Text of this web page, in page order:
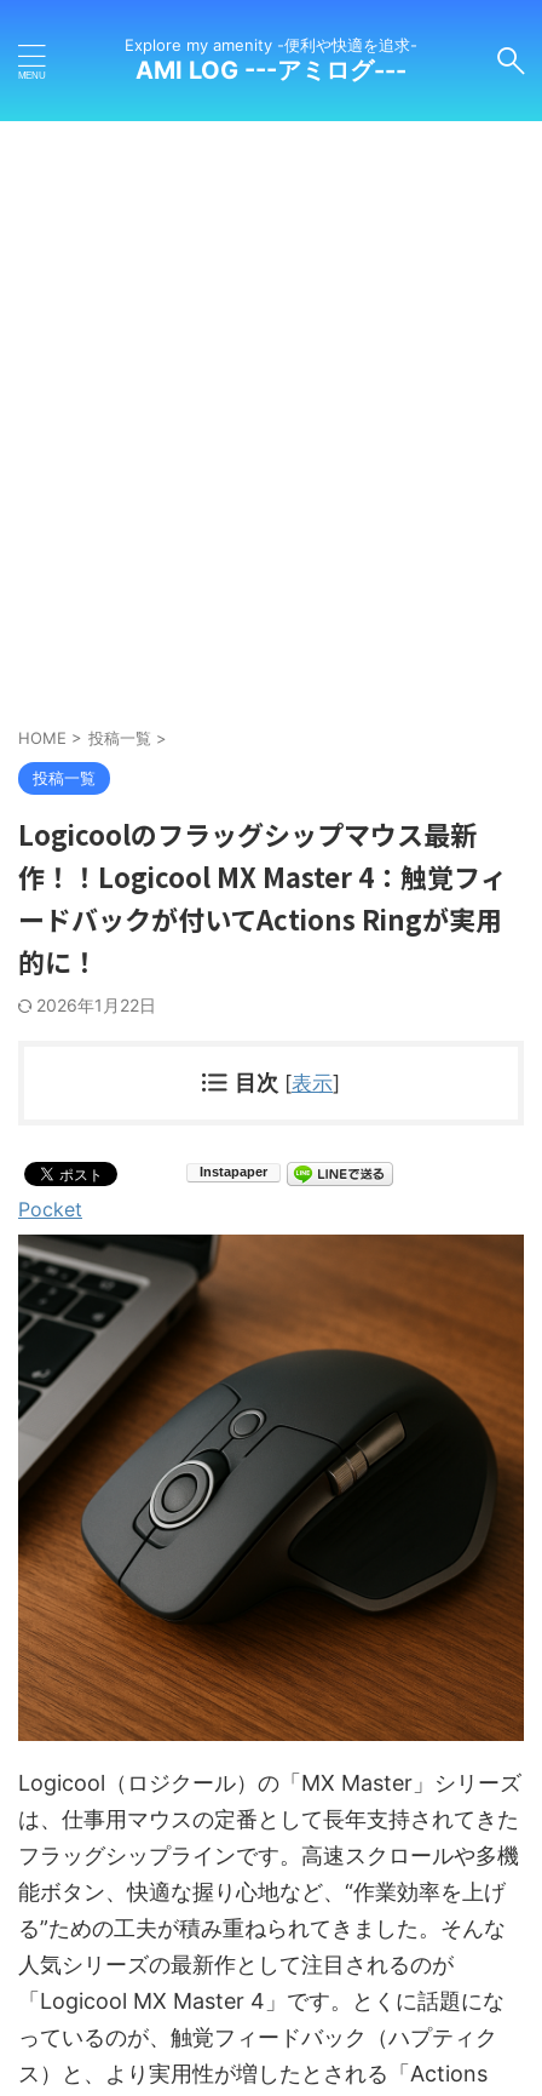
Explore my amenity -便利や快適を追求-
AMI LOG ---アミログ---
HOME > 投稿一覧 >
投稿一覧
Logicoolのフラッグシップマウス最新
作！！Logicool MX Master 4：触覚フィ
ードバックが付いてActions Ringが実用
的に！
2026年1月22日
目次 [表示]
Pocket
Logicool（ロジクール）の「MX Master」シリーズ
は、仕事用マウスの定番として長年支持されてきた
フラッグシップラインです。高速スクロールや多機
能ボタン、快適な握り心地など、“作業効率を上げ
る”ための工夫が積み重ねられてきました。そんな
人気シリーズの最新作として注目されるのが
「Logicool MX Master 4」です。とくに話題にな
っているのが、触覚フィードバック（ハプティク
ス）と、より実用性が増したとされる「Actions